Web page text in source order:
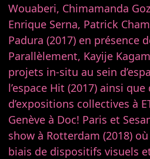
Wouaberi, Chimamanda
Enrique Serna, Patrick
Padura (2017) en présence
Parallèlement, Kayije
projets in-situ au sein
l’espace Hit (2017) ainsi
d’expositions collectives à
Genève à Doc! Paris et
show à Rotterdam (2018)
biais de dispositifs visuels